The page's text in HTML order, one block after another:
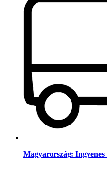
Magyarország: